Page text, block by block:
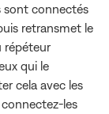
sont connectés
retransmet le
répéteur
qui le
cela avec les
les